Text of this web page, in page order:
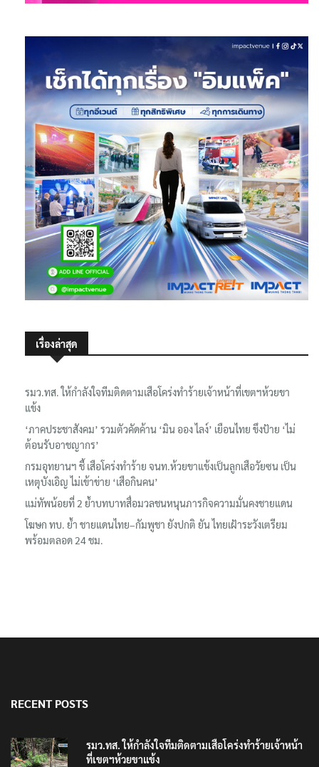
เรื่องล่าสุด
รมว.ทส. ให้กำลังใจทีมติดตามเสือโคร่งทำร้ายเจ้าหน้าที่เขตฯห้วยขา
แข้ง
‘ภาคประชาสังคม’ รวมตัวคัดค้าน ‘มิน ออง ไลง์’ เยือนไทย ขึงป้าย ‘ไม่
ต้อนรับอาชญากร’
กรมอุทยานฯ ชี้ เสือโคร่งทำร้าย จนท.ห้วยขาแข้งเป็นลูกเสือวัยซน เป็น
เหตุบังเอิญ ไม่เข้าข่าย ‘เสือกินคน’
แม่ทัพน้อยที่ 2 ย้ำบทบาทสื่อมวลชนหนุนภารกิจความมั่นคงชายแดน
โฆษก ทบ. ย้ำ ชายแดนไทย–กัมพูชา ยังปกติ ยัน ไทยเฝ้าระวังเตรียม
พร้อมตลอด 24 ชม.
RECENT POSTS
รมว.ทส. ให้กำลังใจทีมติดตามเสือโคร่งทำร้ายเจ้าหน้า
ที่เขตฯห้วยขาแข้ง